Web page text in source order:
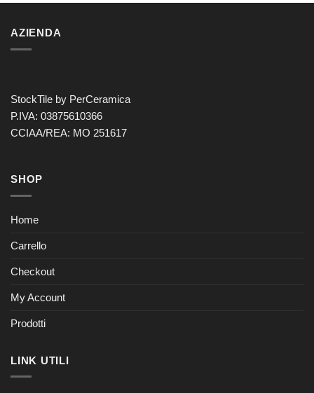
AZIENDA
StockTile by PerCeramica
P.IVA: 03875610366
CCIAA/REA: MO 251617
SHOP
Home
Carrello
Checkout
My Account
Prodotti
LINK UTILI